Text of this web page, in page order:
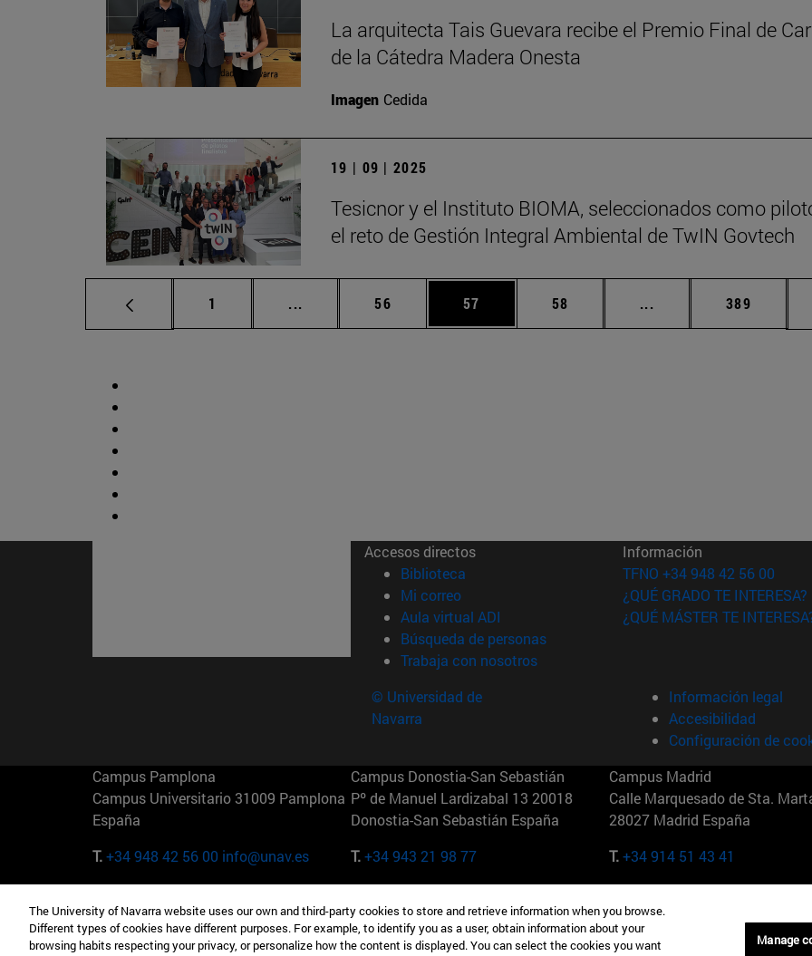
La arquitecta Tais Guevara recibe el Premio Final de
de la Cátedra Madera Onesta
Imagen Cedida
19 | 09 | 2025
Tesicnor y el Instituto BIOMA, seleccionados como
el reto de Gestión Integral Ambiental de TwIN Govtech
Página
1 ... Páginas intermedias Use TAB para desplazarse.
Página
56 Página
57 Página
58 ... Páginas intermedias
Página
389
Accesos directos
Biblioteca (abre en nueva ventana)
Mi correo(abre en nueva ventana)
Aula virtual ADI (abre en nueva ventana)
Búsqueda de personas(abre en nueva ventana)
Trabaja con nosotros(abre en nueva ventana)
Información
TFNO +34 948 42 56 00
¿QUÉ GRADO TE INTERESA?
¿QUÉ MÁSTER TE
© Universidad de
Navarra
Información legal
Accesibilidad
Configuración de
Campus Pamplona
Campus Universitario 31009 Pamplona
España
T.+34 948 42 56 00 info@unav.es
Campus Donostia-San Sebastián
Pº de Manuel Lardizabal 13 20018
Donostia-San Sebastián España
T.+34 943 21 98 77
Campus Madrid
Calle Marquesado de Sta.
28027 Madrid España
T.+34 914 51 43 41
Camino del Cerro Águila 3 28023
Madrid España
165 W 57th St 10019-2201 Nueva York
EE.UU
Maria-Theresia-Straße 15
Múnich Alemania
The University of Navarra website uses our own and third-party cookies to store and retrieve information when you browse.
Different types of cookies have different purposes. For example, to identify you as a user, obtain information about your
browsing habits respecting your privacy, or personalize how the content is displayed. You can select the cookies you want
Manage